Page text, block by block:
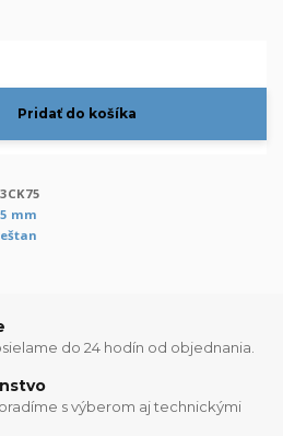
Pridať do košíka
mm
do 24 hodín od objednania.
s výberom aj technickými